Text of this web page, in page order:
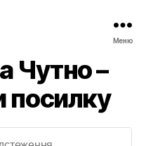
Меню
Чутно –
посилку